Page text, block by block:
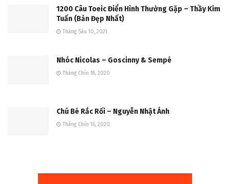
1200 Câu Toeic Điển Hình Thường Gặp – Thầy Kim
Tuấn (Bản Đẹp Nhất)
Tháng Sáu 10, 2021
Nhóc Nicolas – Goscinny & Sempé
Tháng Chín 18, 2020
Chú Bé Rắc Rối – Nguyễn Nhật Ánh
Tháng Chín 16, 2020